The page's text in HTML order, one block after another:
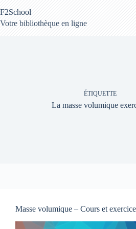
au
contenu
F2School
Votre bibliothèque en ligne
ÉTIQUETTE
La masse volumique
Masse volumique – Cours et